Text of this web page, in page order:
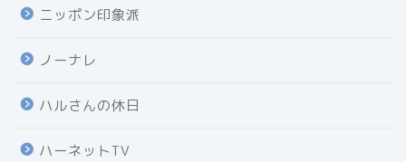
ニッポン印象派
ノーナレ
ハルさんの休日
ハーネットTV